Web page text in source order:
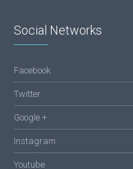
Social Networks
Facebook
Twitter
Google +
Instagram
Youtube